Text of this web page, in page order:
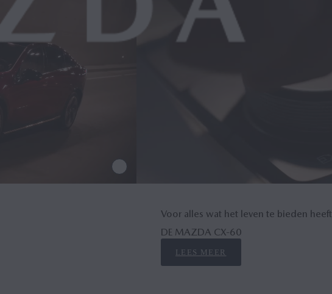
Voor alles wat het leven te bieden heeft
DE MAZDA CX‑60
LEES MEER